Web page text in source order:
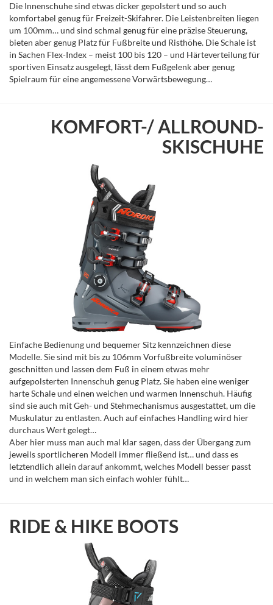
Die Innenschuhe sind etwas dicker gepolstert und so auch
komfortabel genug für Freizeit-Skifahrer. Die Leistenbreiten liegen
um 100mm… und sind schmal genug für eine präzise Steuerung,
bieten aber genug Platz für Fußbreite und Risthöhe. Die Schale ist
in Sachen Flex-Index – meist 100 bis 120 – und Härteverteilung für
sportiven Einsatz ausgelegt, lässt dem Fußgelenk aber genug
Spielraum für eine angemessene Vorwärtsbewegung…
KOMFORT-/ ALLROUND-
SKISCHUHE
Einfache Bedienung und bequemer Sitz kennzeichnen diese
Modelle. Sie sind mit bis zu 106mm Vorfußbreite voluminöser
geschnitten und lassen dem Fuß in einem etwas mehr
aufgepolsterten Innenschuh genug Platz. Sie haben eine weniger
harte Schale und einen weichen und warmen Innenschuh. Häufig
sind sie auch mit Geh- und Stehmechanismus ausgestattet, um die
Muskulatur zu entlasten. Auch auf einfaches Handling wird hier
durchaus Wert gelegt…
Aber hier muss man auch mal klar sagen, dass der Übergang zum
jeweils sportlicheren Modell immer fließend ist… und dass es
letztendlich allein darauf ankommt, welches Modell besser passt
und in welchem man sich einfach wohler fühlt…
RIDE & HIKE BOOTS